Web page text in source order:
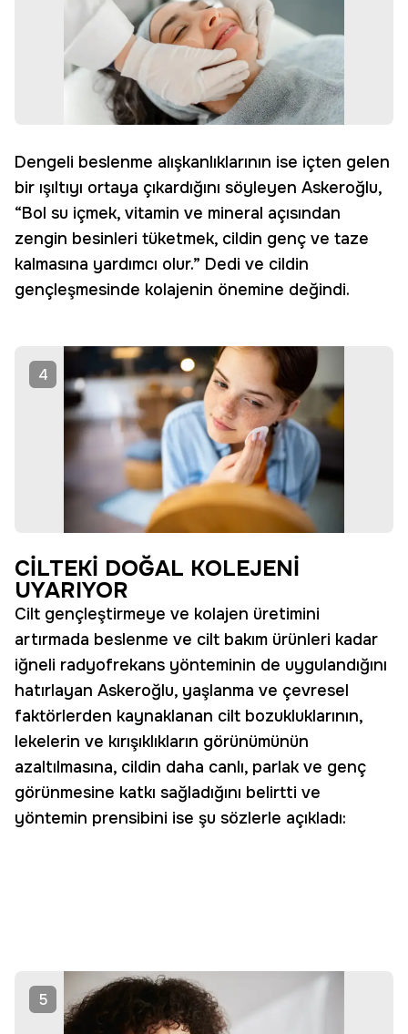
Dengeli beslenme alışkanlıklarının ise içten gelen
bir ışıltıyı ortaya çıkardığını söyleyen Askeroğlu,
“Bol su içmek, vitamin ve mineral açısından
zengin besinleri tüketmek, cildin genç ve taze
kalmasına yardımcı olur.” Dedi ve cildin
gençleşmesinde kolajenin önemine değindi.
4
CİLTEKİ DOĞAL KOLEJENİ
UYARIYOR
Cilt gençleştirmeye ve kolajen üretimini
artırmada beslenme ve cilt bakım ürünleri kadar
iğneli radyofrekans yönteminin de uygulandığını
hatırlayan Askeroğlu, yaşlanma ve çevresel
faktörlerden kaynaklanan cilt bozukluklarının,
lekelerin ve kırışıklıkların görünümünün
azaltılmasına, cildin daha canlı, parlak ve genç
görünmesine katkı sağladığını belirtti ve
yöntemin prensibini ise şu sözlerle açıkladı:
5